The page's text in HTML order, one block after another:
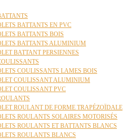
BATTANTS EN PVC
BATTANTS BOIS
BATTANTS ALUMINIUM
BATTANT PERSIENNES
COULISSANTS LAMES BOIS
COULISSANT ALUMINIUM
COULISSANT PVC
ROULANT DE FORME TRAPÉZOÏDALE
ROULANTS SOLAIRES MOTORISÉS
ROULANTS ET BATTANTS BLANCS
ROULANTS BLANCS